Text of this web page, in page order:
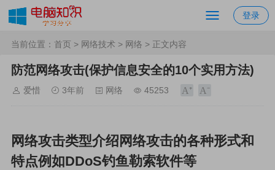
登录
当前位置： 首页 > 网络技术 > 网络 > 正文内容
防范网络攻击(保护信息安全的10个实用方法)
爱惜 3年前 网络 45253
网络攻击类型介绍网络攻击的各种形式和
特点例如DDoS钓鱼勒索软件等